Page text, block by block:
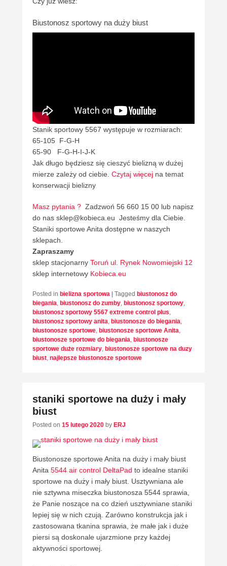
Biustonosz sportowy na duży biust
Stanik sportowy 5567 występuje w rozmiarach:
65-105 F-G-H
65-90 F-G-H-I-J-K
Jak długo będziesz się cieszyć bielizną w dużej
mierze zależy od ciebie. Czytaj więcej na temat
konserwacji bielizny
Masz pytania ? Zadzwoń 56 660 15 00 lub napisz
do nas sklep@kobieca.eu Jesteśmy dla Ciebie.
Staniki sportowe Anita dostępne w naszych
sklepach.
Zapraszamy
sklep stacjonarny Toruń ul. Rynek Nowomiejski 12
sklep internetowy Kobieca.eu
Posted in bielizna sportowa Tagged biustonosz do
biegania, biustonosz do zumby, biustonosz sportowy,
biustonosz sportowy 5567 extreme control plus,
biustonosz sportowy anita, biustonosze do biegania,
biustonosze sportowe, biustonosze sportowe Anita,
biustonosze sportowe do biegania, biustonosze
sportowe duże rozmiary, biustonosze sportowe na duzy
biust, najlepsze biustonosze sportowe
staniki sportowe na duży i mały
biust
Posted on 15 lutego 2020 by ERJ
Biustonosze sportowe Anita na duży i mały biust
Anita 5544 air control DeltaPad to idealne staniki
sportowe na duży i mały biust. Usztywniana ale
nie sztywna miseczka biustonosza 5544 sprawia,
że Panie noszące na co dzień usztywniane staniki
lepiej się w nich czują. Zarówno konstrukcja jak i
zastosowana tkanina sprawia, że małe jak i duże
piersi są doskonale ujarzmione przy każdej
aktywności sportowej.